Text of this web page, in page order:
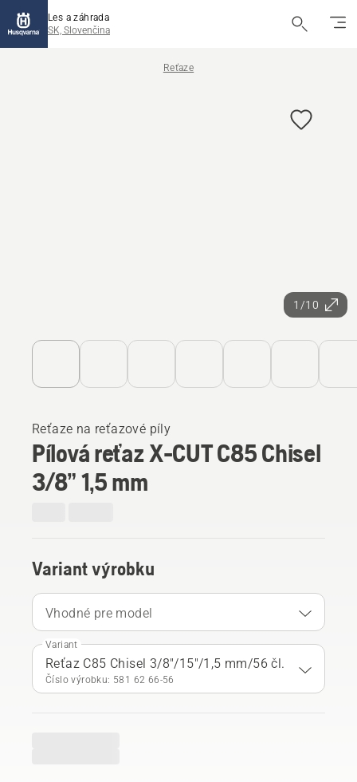
Les a záhrada
SK, Slovenčina
Reťaze
1/10
Reťaze na reťazové píly
Pílová reťaz X-CUT C85 Chisel
3/8” 1,5 mm
Variant výrobku
Vhodné pre model
Variant
Reťaz C85 Chisel 3/8"/15"/1,5 mm/56 čl.
Číslo výrobku: 581 62 66‑56